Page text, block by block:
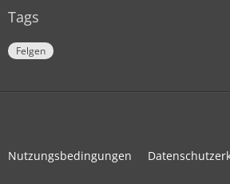
Tags
Felgen
Nutzungsbedingungen